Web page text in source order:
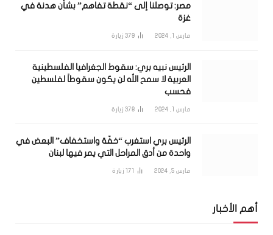
مصر: توصلنا إلى “نقطة تفاهم” بشأن هدنة في
غزة
مارس 1, 2024 379 زيارة
الرئيس نبيه بري: سقوط الجغرافيا الفلسطينية
العربية لا سمح الله لن يكون سقوطاً لفلسطين
فحسب
مارس 1, 2024 378 زيارة
الرئيس بري استغرب “خفّة واستخفاف” البعض في
واحدة من أدق المراحل التي يمر فيها لبنان
مارس 5, 2024 171 زيارة
أهم الأخبار